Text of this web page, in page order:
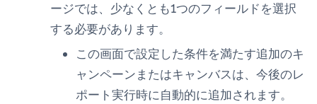
ージでは、少なくとも1つのフィールドを選択
する必要があります。
この画面で設定した条件を満たす追加のキ
ャンペーンまたはキャンバスは、今後のレ
ポート実行時に自動的に追加されます。